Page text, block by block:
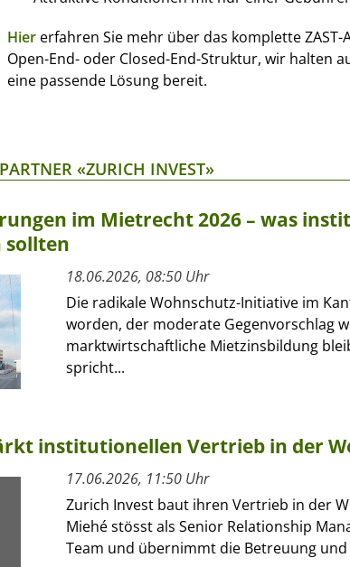
Hier erfahren Sie mehr über das komplette ZAST-
Open-End- oder Closed-End-Struktur, wir halten
eine passende Lösung bereit.
«ZURICH INVEST»
im Mietrecht 2026 – was
sollten
18.06.2026, 08:50 Uhr
Die radikale Wohnschutz-Initiative im
worden, der moderate Gegenvorschlag
marktwirtschaftliche Mietzinsbildung
spricht...
institutionellen Vertrieb in der
17.06.2026, 11:50 Uhr
Zurich Invest baut ihren Vertrieb in der
Miehé stösst als Senior Relationship
Team und übernimmt die Betreuung